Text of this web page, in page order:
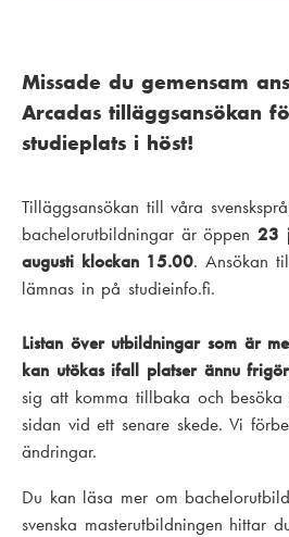
Missade du gemensam
Arcadas tilläggsansökan
studieplats i höst!
Tilläggsansökan till våra
bachelorutbildningar är öppen23
augusti klockan 15.00. Ansökan
lämnas in på studieinfo.fi.
Listan över utbildningar som är
kan utökas ifall platser ännu
sig att komma tillbaka och
sidan vid ett senare skede. Vi
ändringar.
Du kan läsa mer om
svenska masterutbildningen hittar